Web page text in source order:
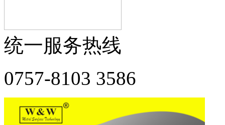
统一服务热线
0757-8103 3586